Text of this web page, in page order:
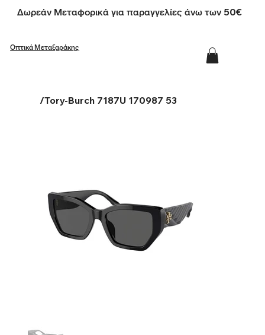
Δωρεάν Μεταφορικά για παραγγελίες άνω των 50€
Οπτικά Μεταξαράκης
/Tory-Burch 7187U 170987 53